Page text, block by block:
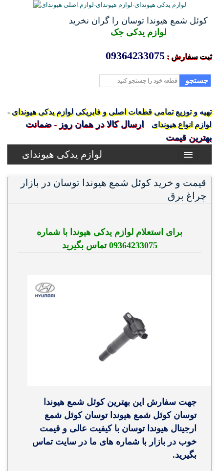
کوئل شمع هیوندا توسان را گران نخرید
لوازم یدکی جک
ثبت سفارش : 09364233075
جستجو
تهیه و توزیع تمامی قطعات اصلی و فابریکی لوازم یدکی هیوندای -
لوازم انواع هیوندای
ارسال کالا در همان روز - ضمانت
بهترین قیمت
لوازم یدکی هیوندای
قیمت و خرید کوئل شمع هیوندا توسان در بازار
چراغ برق
برای استعلام لوازم یدکی هیوندا با شماره
09364233075 تماس بگیرید
جهت سفارش این بهترین کوئل شمع هیوندا
توسان کوئل شمع هیوندا توسان کوئل شمع
ارجینال هیوندا توسان با کیفیت عالی و قیمت
خوب در بازار با شماره های ما در سایت تماس
بگیرید.